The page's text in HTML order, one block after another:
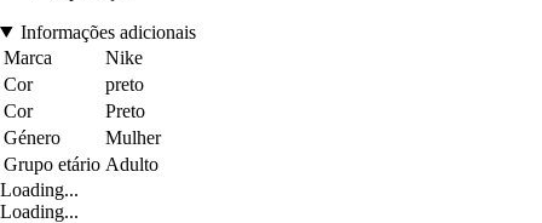
Informações adicionais
Marca
Nike
Cor
preto
Cor
Preto
Género
Mulher
Grupo etário Adulto
Loading...
Loading...